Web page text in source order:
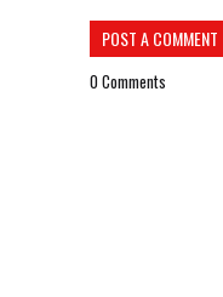
POST A COMMENT
0 Comments